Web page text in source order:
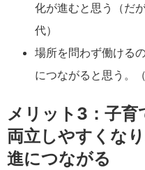
化が進むと思う（だ
代）
場所を問わず働ける
につながると思う。
メリット3：子育
両立しやすくな
進につながる